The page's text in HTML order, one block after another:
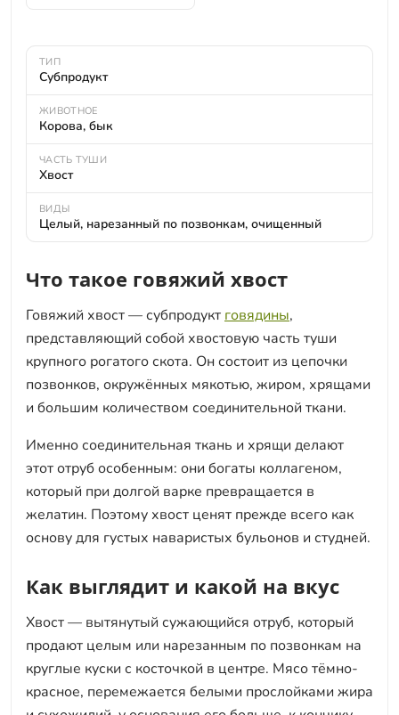
ТИП
Субпродукт
ЖИВОТНОЕ
Корова, бык
ЧАСТЬ ТУШИ
Хвост
ВИДЫ
Целый, нарезанный по позвонкам, очищенный
Что такое говяжий хвост
Говяжий хвост — субпродукт говядины,
представляющий собой хвостовую часть туши
крупного рогатого скота. Он состоит из цепочки
позвонков, окружённых мякотью, жиром, хрящами
и большим количеством соединительной ткани.
Именно соединительная ткань и хрящи делают
этот отруб особенным: они богаты коллагеном,
который при долгой варке превращается в
желатин. Поэтому хвост ценят прежде всего как
основу для густых наваристых бульонов и студней.
Как выглядит и какой на вкус
Хвост — вытянутый сужающийся отруб, который
продают целым или нарезанным по позвонкам на
круглые куски с косточкой в центре. Мясо тёмно-
красное, перемежается белыми прослойками жира